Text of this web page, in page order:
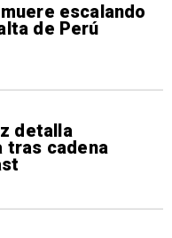
escalando
de Perú
detalla
tras cadena